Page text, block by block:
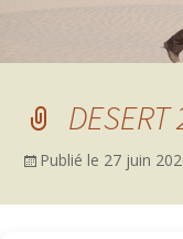
Publié le 27 juin